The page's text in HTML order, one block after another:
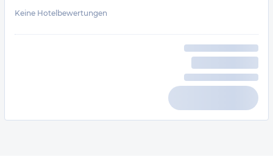
Keine Hotelbewertungen